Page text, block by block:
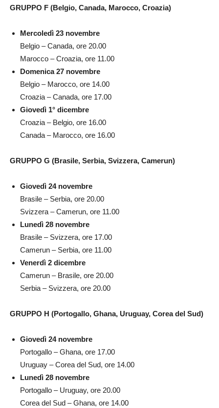
GRUPPO F (Belgio, Canada, Marocco, Croazia)
Mercoledì 23 novembre
Belgio – Canada, ore 20.00
Marocco – Croazia, ore 11.00
Domenica 27 novembre
Belgio – Marocco, ore 14.00
Croazia – Canada, ore 17.00
Giovedì 1° dicembre
Croazia – Belgio, ore 16.00
Canada – Marocco, ore 16.00
GRUPPO G (Brasile, Serbia, Svizzera, Camerun)
Giovedì 24 novembre
Brasile – Serbia, ore 20.00
Svizzera – Camerun, ore 11.00
Lunedì 28 novembre
Brasile – Svizzera, ore 17.00
Camerun – Serbia, ore 11.00
Venerdì 2 dicembre
Camerun – Brasile, ore 20.00
Serbia – Svizzera, ore 20.00
GRUPPO H (Portogallo, Ghana, Uruguay, Corea del Sud)
Giovedì 24 novembre
Portogallo – Ghana, ore 17.00
Uruguay – Corea del Sud, ore 14.00
Lunedì 28 novembre
Portogallo – Uruguay, ore 20.00
Corea del Sud – Ghana, ore 14.00